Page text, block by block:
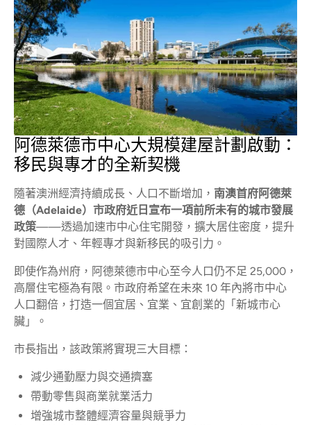
阿德萊德市中心大規模建屋計劃啟動：
移民與專才的全新契機
隨著澳洲經濟持續成長、人口不斷增加， 南澳首府阿德萊
德（Adelaide）市政府近日宣布一項前所未有的城市發展
政策——透過加速市中心住宅開發，擴大居住密度，提升
對國際人才、年輕專才與新移民的吸引力。
即使作為州府，阿德萊德市中心至今人口仍不足 25,000，
高層住宅極為有限。市政府希望在未來 10 年內將市中心
人口翻倍，打造一個宜居、宜業、宜創業的「新城市心
臟」。
市長指出，該政策將實現三大目標：
減少通勤壓力與交通擠塞
帶動零售與商業就業活力
增強城市整體經濟容量與競爭力